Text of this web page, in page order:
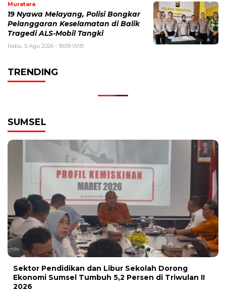
Muratara
19 Nyawa Melayang, Polisi Bongkar
Pelanggaran Keselamatan di Balik
Tragedi ALS-Mobil Tangki
Rabu, 5 Agu 2026 - 18:09 WIB
TRENDING
SUMSEL
Sektor Pendidikan dan Libur Sekolah Dorong
Ekonomi Sumsel Tumbuh 5,2 Persen di Triwulan II
2026